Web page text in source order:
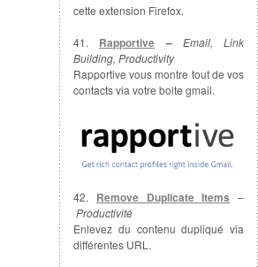
cette extension Firefox.
41. Rapportive – Email, Link
Building, Productivity
Rapportive vous montre tout de vos
contacts via votre boite gmail.
42. Remove Duplicate Items –
Productivité
Enlevez du contenu dupliqué via
différentes URL.